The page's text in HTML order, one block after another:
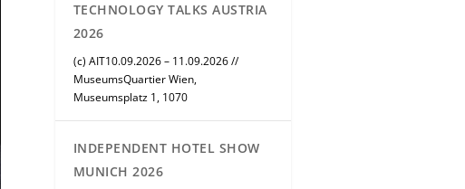
TECHNOLOGY TALKS AUSTRIA
2026
(c) AIT10.09.2026 – 11.09.2026 //
MuseumsQuartier Wien,
Museumsplatz 1, 1070
INDEPENDENT HOTEL SHOW
MUNICH 2026